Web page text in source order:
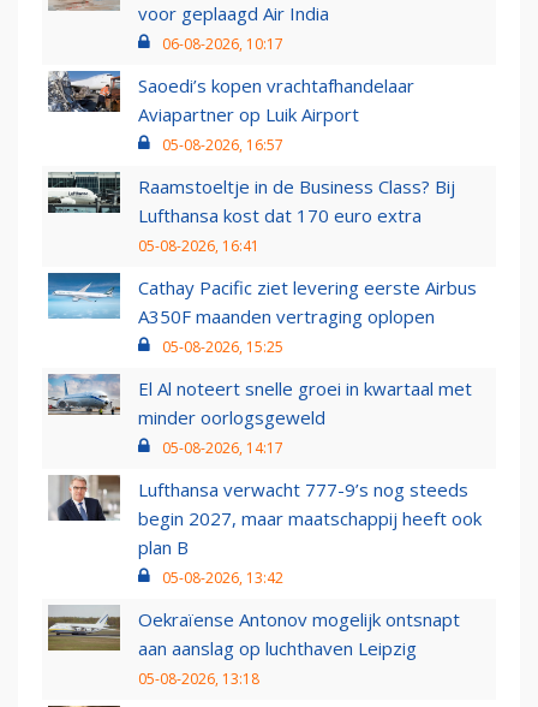
voor geplaagd Air India
06-08-2026, 10:17
Saoedi’s kopen vrachtafhandelaar
Aviapartner op Luik Airport
05-08-2026, 16:57
Raamstoeltje in de Business Class? Bij
Lufthansa kost dat 170 euro extra
05-08-2026, 16:41
Cathay Pacific ziet levering eerste Airbus
A350F maanden vertraging oplopen
05-08-2026, 15:25
El Al noteert snelle groei in kwartaal met
minder oorlogsgeweld
05-08-2026, 14:17
Lufthansa verwacht 777-9’s nog steeds
begin 2027, maar maatschappij heeft ook
plan B
05-08-2026, 13:42
Oekraïense Antonov mogelijk ontsnapt
aan aanslag op luchthaven Leipzig
05-08-2026, 13:18